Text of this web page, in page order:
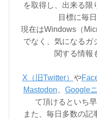
を取得し、出来る限
目標に毎
現在はWindows（
でなく、気になるガ
関する情報
X（旧Twitter） や
Mastodon
Google
て頂けるといち
また、毎日多数の記